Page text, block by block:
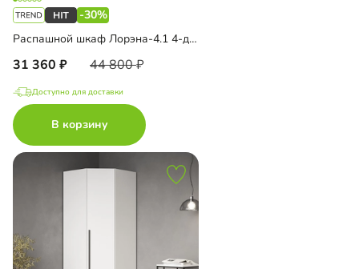
-30%
Распашной шкаф Лорэна-4.1 4-дверный
31 360 44 800
Доступно для доставки
В корзину